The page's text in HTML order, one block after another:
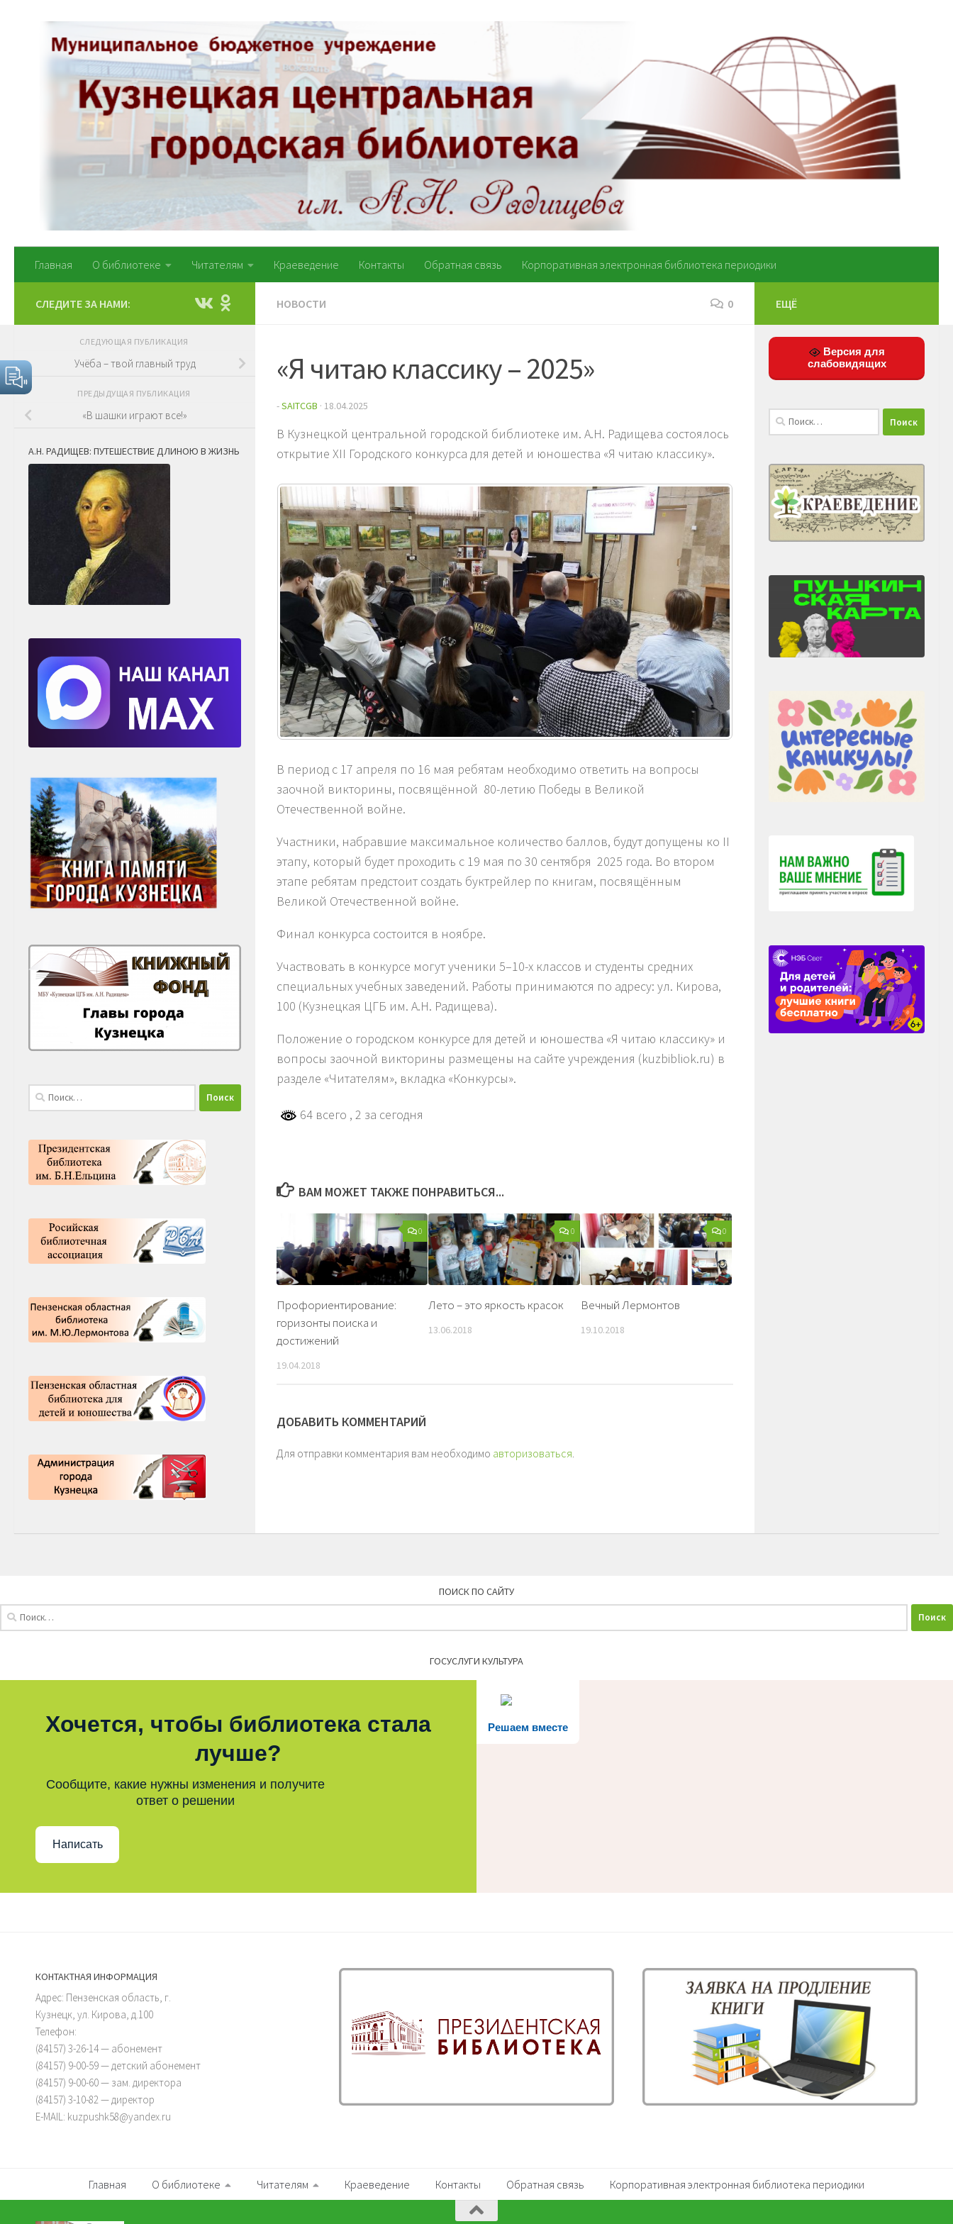
Перейти к содержимому
Главная О библиотеке Читателям Краеведение Контакты Обратная связь Корпоративная электронная библиотека периодики
НОВОСТИ 0
«Я читаю классику – 2025»
-SAITCGB · 18.04.2025
В Кузнецкой центральной городской библиотеке им. А.Н. Радищева состоялось
открытие XII Городского конкурса для детей и юношества «Я читаю классику».
В период с 17 апреля по 16 мая ребятам необходимо ответить на вопросы
заочной викторины, посвящённой 80-летию Победы в Великой
Отечественной войне.
Участники, набравшие максимальное количество баллов, будут допущены ко II
этапу, который будет проходить с 19 мая по 30 сентября 2025 года. Во втором
этапе ребятам предстоит создать буктрейлер по книгам, посвящённым
Великой Отечественной войне.
Финал конкурса состоится в ноябре.
Участвовать в конкурсе могут ученики 5–10-х классов и студенты средних
специальных учебных заведений. Работы принимаются по адресу: ул. Кирова,
100 (Кузнецкая ЦГБ им. А.Н. Радищева).
Положение о городском конкурсе для детей и юношества «Я читаю классику» и
вопросы заочной викторины размещены на сайте учреждения (kuzbibliok.ru) в
разделе «Читателям», вкладка «Конкурсы».
64 всего , 2 за сегодня
ВАМ МОЖЕТ ТАКЖЕ ПОНРАВИТЬСЯ...
0
Профориентирование:
горизонты поиска и
достижений
19.04.2018
0
Лето – это яркость красок
13.06.2018
0
Вечный Лермонтов
19.10.2018
ДОБАВИТЬ КОММЕНТАРИЙ
Для отправки комментария вам необходимо авторизоваться
СЛЕДИТЕ ЗА НАМИ:
СЛЕДУЮЩАЯ ПУБЛИКАЦИЯ
Учёба – твой главный труд
ПРЕДЫДУЩАЯ ПУБЛИКАЦИЯ
«В шашки играют все!»
А.Н. РАДИЩЕВ: ПУТЕШЕСТВИЕ ДЛИНОЮ В ЖИЗНЬ
Найти:
ЕЩЁ
Версия для
слабовидящих
Найти:
ПОИСК ПО САЙТУ
ГОСУСЛУГИ КУЛЬТУРА
Решаем вместе
Хочется, чтобы библиотека стала
лучше?
Сообщите, какие нужны изменения и получите
ответ о решении
Написать
КОНТАКТНАЯ ИНФОРМАЦИЯ
Адрес: Пензенская область, г.
Кузнецк, ул. Кирова, д.100
Телефон:
(84157) 3-26-14 — абонемент
(84157) 9-00-59 — детский абонемент
(84157) 9-00-60 — зам. директора
(84157) 3-10-82 — директор
E-MAIL: kuzpushk58@yandex.ru
Главная О библиотеке Читателям Краеведение Контакты Обратная связь Корпоративная электронная библиотека периодики